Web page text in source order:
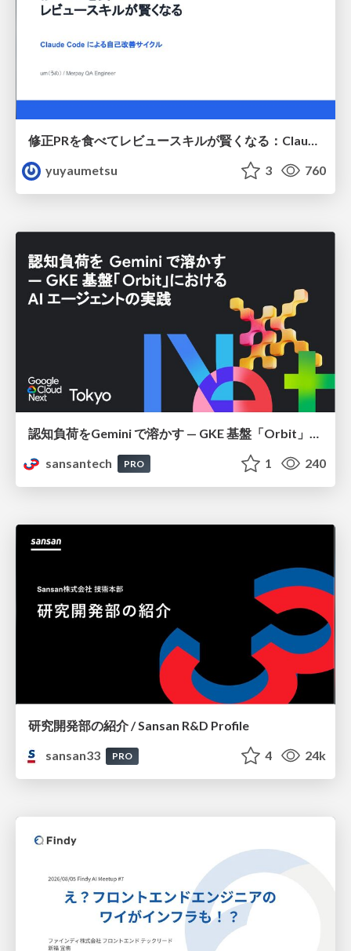
修正PRを食べてレビュースキルが賢くなる：Claude Codeによる自己改善サイクル
yuyaumetsu
3 760
sansantech
PRO 1 240
研究開発部の紹介 / Sansan R&D Profile
sansan33
PRO 4 24k